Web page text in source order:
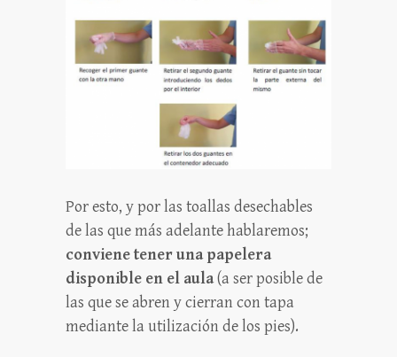
Por esto, y por las toallas desechables
de las que más adelante hablaremos;
conviene tener una papelera
disponible en el aula(a ser posible de
las que se abren y cierran con tapa
mediante la utilización de los pies).